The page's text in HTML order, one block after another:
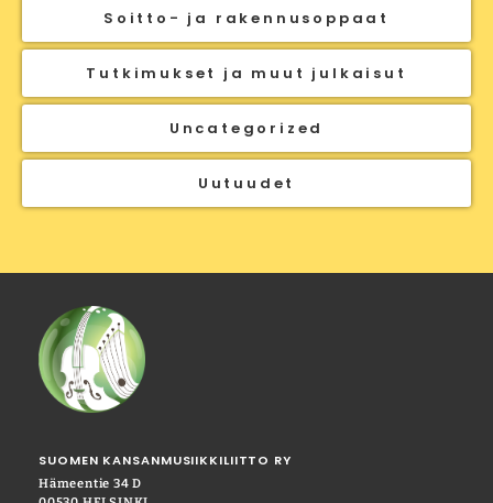
Soitto- ja rakennusoppaat
Tutkimukset ja muut julkaisut
Uncategorized
Uutuudet
SUOMEN KANSANMUSIIKKILIITTO RY
Hämeentie 34 D